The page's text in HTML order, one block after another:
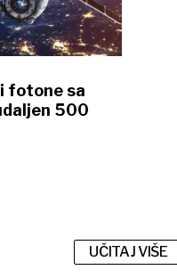
fotone sa
500
UČITAJ VIŠE